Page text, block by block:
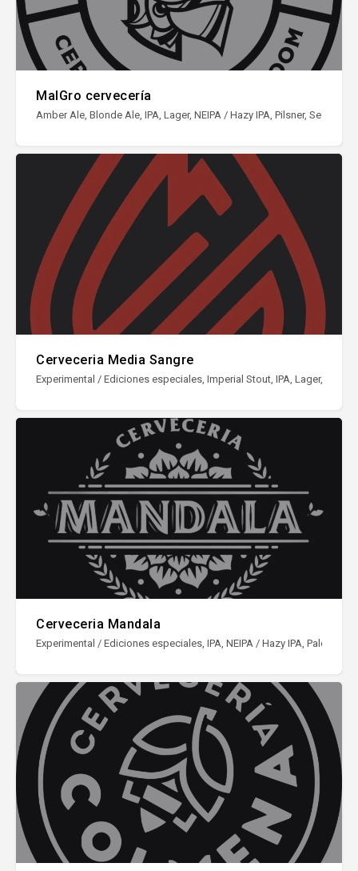
MalGro cervecería
Amber Ale, Blonde Ale, IPA, Lager, NEIPA / Hazy IPA, Pilsner, Session
Cerveceria Media Sangre
Experimental / Ediciones especiales, Imperial Stout, IPA, Lager, NEIPA
Cerveceria Mandala
Experimental / Ediciones especiales, IPA, NEIPA / Hazy IPA, Pale Ale,